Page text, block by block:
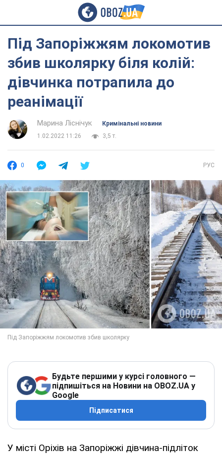
Під Запоріжжям локомотив
збив школярку біля колій:
дівчинка потрапила до
реанімації
Марина Ліснічук
Кримінальні новини
1.02.2022 11:26
3,5 т.
0 РУС
Будьте першими у курсі головного —
підпишіться на Новини на OBOZ.UA у
Google
Підписатися
У місті Оріхів на Запоріжжі дівчина-підліток